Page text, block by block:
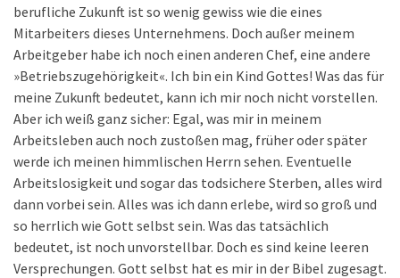
berufliche Zukunft ist so wenig gewiss wie die eines
Mitarbeiters dieses Unternehmens. Doch außer meinem
Arbeitgeber habe ich noch einen anderen Chef, eine andere
»Betriebszugehörigkeit«. Ich bin ein Kind Gottes! Was das für
meine Zukunft bedeutet, kann ich mir noch nicht vorstellen.
Aber ich weiß ganz sicher: Egal, was mir in meinem
Arbeitsleben auch noch zustoßen mag, früher oder später
werde ich meinen himmlischen Herrn sehen. Eventuelle
Arbeitslosigkeit und sogar das todsichere Sterben, alles wird
dann vorbei sein. Alles was ich dann erlebe, wird so groß und
so herrlich wie Gott selbst sein. Was das tatsächlich
bedeutet, ist noch unvorstellbar. Doch es sind keine leeren
Versprechungen. Gott selbst hat es mir in der Bibel zugesagt.